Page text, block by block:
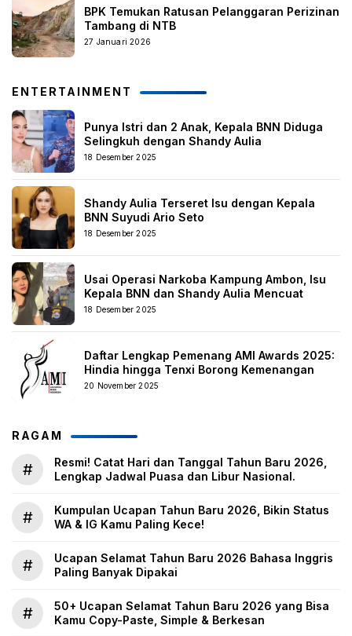
BPK Temukan Ratusan Pelanggaran Perizinan
Tambang di NTB
27 Januari 2026
ENTERTAINMENT
Punya Istri dan 2 Anak, Kepala BNN Diduga
Selingkuh dengan Shandy Aulia
18 Desember 2025
Shandy Aulia Terseret Isu dengan Kepala
BNN Suyudi Ario Seto
18 Desember 2025
Usai Operasi Narkoba Kampung Ambon, Isu
Kepala BNN dan Shandy Aulia Mencuat
18 Desember 2025
Daftar Lengkap Pemenang AMI Awards 2025:
Hindia hingga Tenxi Borong Kemenangan
20 November 2025
RAGAM
#
Resmi! Catat Hari dan Tanggal Tahun Baru 2026,
Lengkap Jadwal Puasa dan Libur Nasional.
#
Kumpulan Ucapan Tahun Baru 2026, Bikin Status
WA & IG Kamu Paling Kece!
#
Ucapan Selamat Tahun Baru 2026 Bahasa Inggris
Paling Banyak Dipakai
#
50+ Ucapan Selamat Tahun Baru 2026 yang Bisa
Kamu Copy-Paste, Simple & Berkesan